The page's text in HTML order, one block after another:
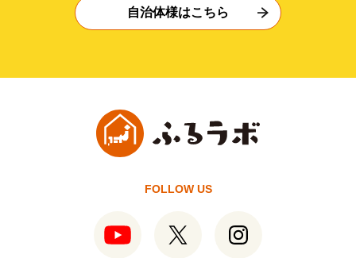
自治体様はこちら
FOLLOW US